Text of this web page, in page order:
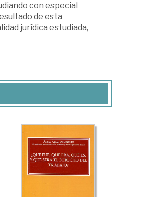
con especial
de esta
jurídica estudiada,